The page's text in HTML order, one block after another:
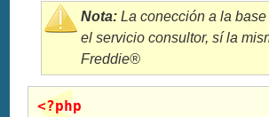
Nota: La conección a la
el servicio consultor, sí la
Freddie®